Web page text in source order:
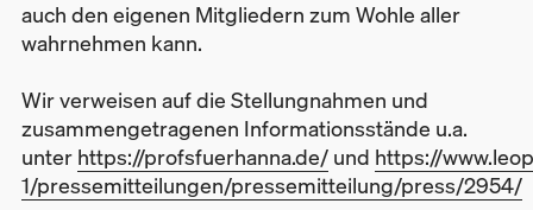
auch den eigenen Mitgliedern zum Wohle aller
wahrnehmen kann.
Wir verweisen auf die Stellungnahmen und
zusammengetragenen Informationsstände u.a.
unter https://profsfuerhanna.de/ und https://
1/pressemitteilungen/pressemitteilung/press/2954/